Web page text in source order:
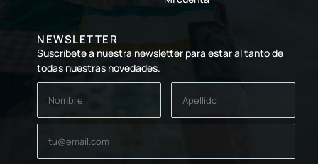
NEWSLETTER
Suscríbete a nuestra newsletter para estar al tanto de
todas nuestras novedades.